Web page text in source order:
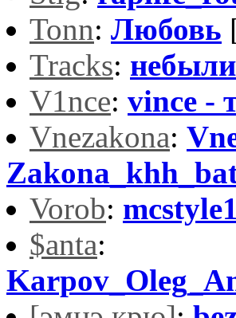
Tonn: Любовь
Tracks:
V1nce: vince -
Vnezakona:
Vorob:
$anta: